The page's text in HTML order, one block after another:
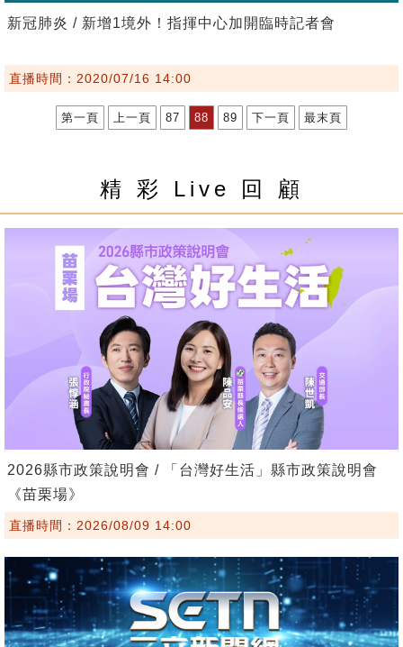
新冠肺炎 / 新增1境外！指揮中心加開臨時記者會
直播時間：2020/07/16 14:00
第一頁 上一頁 87 88 89 下一頁 最末頁
精 彩 Live 回 顧
2026縣市政策說明會 / 「台灣好生活」縣市政策說明會
《苗栗場》
直播時間：2026/08/09 14:00